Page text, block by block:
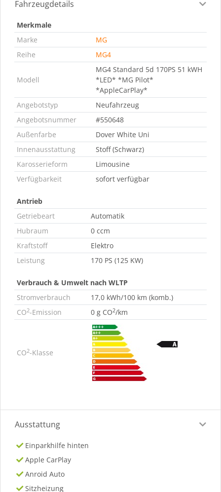
Fahrzeugdetails
Merkmale
Marke
MG
Reihe
MG4
Modell
MG4 Standard 5d 170PS 51 kWH
*LED* *MG Pilot*
*AppleCarPlay*
Angebotstyp
Neufahrzeug
Angebotsnummer
#550648
Außenfarbe
Dover White Uni
Innenausstattung
Stoff (Schwarz)
Karosserieform
Limousine
Verfügbarkeit
sofort verfügbar
Antrieb
Getriebeart
Automatik
Hubraum
0 ccm
Kraftstoff
Elektro
Leistung
170 PS (125 KW)
Verbrauch & Umwelt nach WLTP
Stromverbrauch
17,0 kWh/100 km (komb.)
CO2-Emission 0 g CO2/km
CO2-Klasse
Ausstattung
Einparkhilfe hinten
Apple CarPlay
Anroid Auto
Sitzheizung